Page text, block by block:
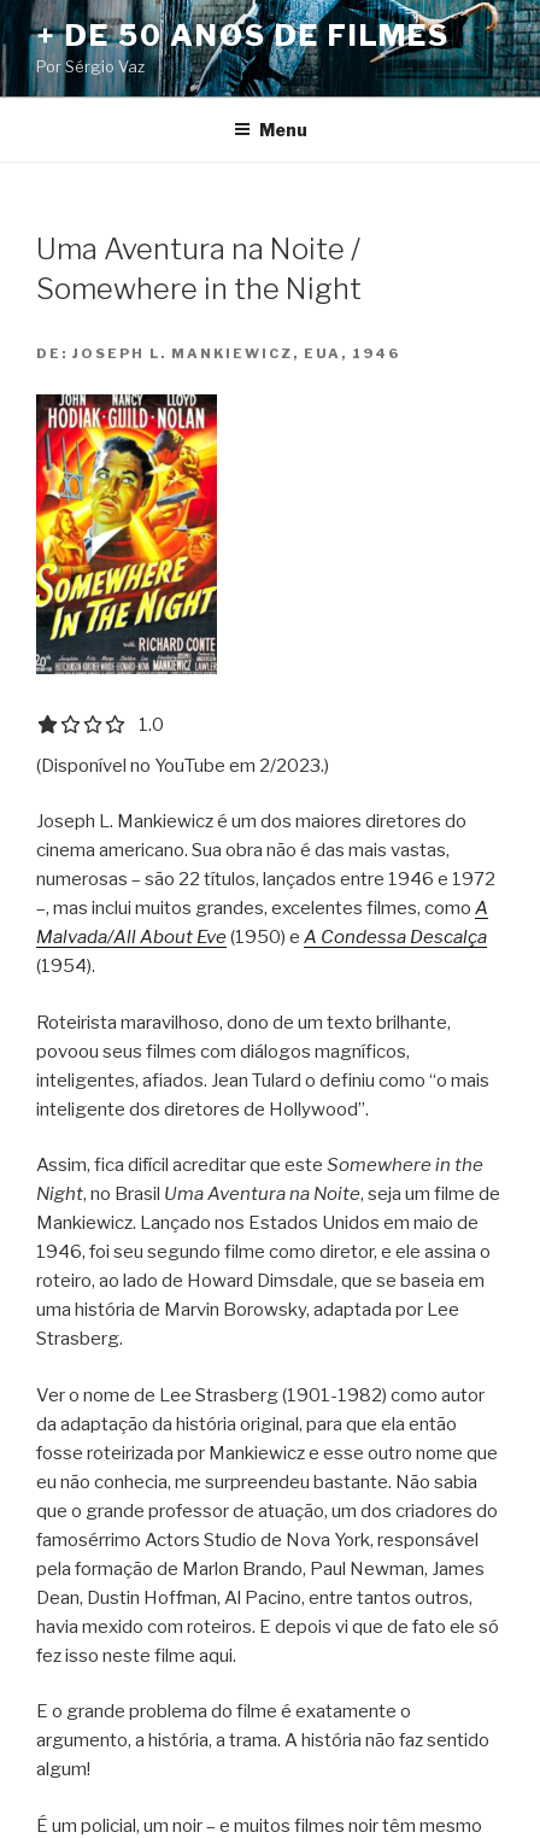
Pular
para
o
conteúdo
+ DE 50 ANOS DE FILMES
Por Sérgio Vaz
Menu
Uma Aventura na Noite /
Somewhere in the Night
DE: JOSEPH L. MANKIEWICZ, EUA, 1946
1.0 out of 5.0 stars
1.0
(Disponível no YouTube em 2/2023.)
Joseph L. Mankiewicz é um dos maiores diretores do
cinema americano. Sua obra não é das mais vastas,
numerosas – são 22 títulos, lançados entre 1946 e 1972
–, mas inclui muitos grandes, excelentes filmes, como A
Malvada/All About Eve(1950) e A Condessa Descalça
(1954).
Roteirista maravilhoso, dono de um texto brilhante,
povoou seus filmes com diálogos magníficos,
inteligentes, afiados. Jean Tulard o definiu como “o mais
inteligente dos diretores de Hollywood”.
Assim, fica difícil acreditar que este Somewhere in the
Night, no Brasil Uma Aventura na Noite, seja um filme de
Mankiewicz. Lançado nos Estados Unidos em maio de
1946, foi seu segundo filme como diretor, e ele assina o
roteiro, ao lado de Howard Dimsdale, que se baseia em
uma história de Marvin Borowsky, adaptada por Lee
Strasberg.
Ver o nome de Lee Strasberg (1901-1982) como autor
da adaptação da história original, para que ela então
fosse roteirizada por Mankiewicz e esse outro nome que
eu não conhecia, me surpreendeu bastante. Não sabia
que o grande professor de atuação, um dos criadores do
famosérrimo Actors Studio de Nova York, responsável
pela formação de Marlon Brando, Paul Newman, James
Dean, Dustin Hoffman, Al Pacino, entre tantos outros,
havia mexido com roteiros. E depois vi que de fato ele só
fez isso neste filme aqui.
E o grande problema do filme é exatamente o
argumento, a história, a trama. A história não faz sentido
algum!
É um policial, um noir – e muitos filmes noir têm mesmo